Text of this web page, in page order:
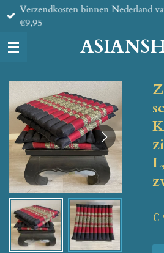
Ga
direct
de
Verzendkosten binnen Nederland
€9,95
€